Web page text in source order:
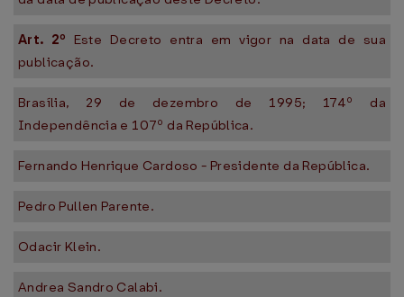
Art. 2º Este Decreto entra em vigor na data de sua
publicação.
Brasília, 29 de dezembro de 1995; 174º da
Independência e 107º da República.
Fernando Henrique Cardoso - Presidente da República.
Pedro Pullen Parente.
Odacir Klein.
Andrea Sandro Calabi.